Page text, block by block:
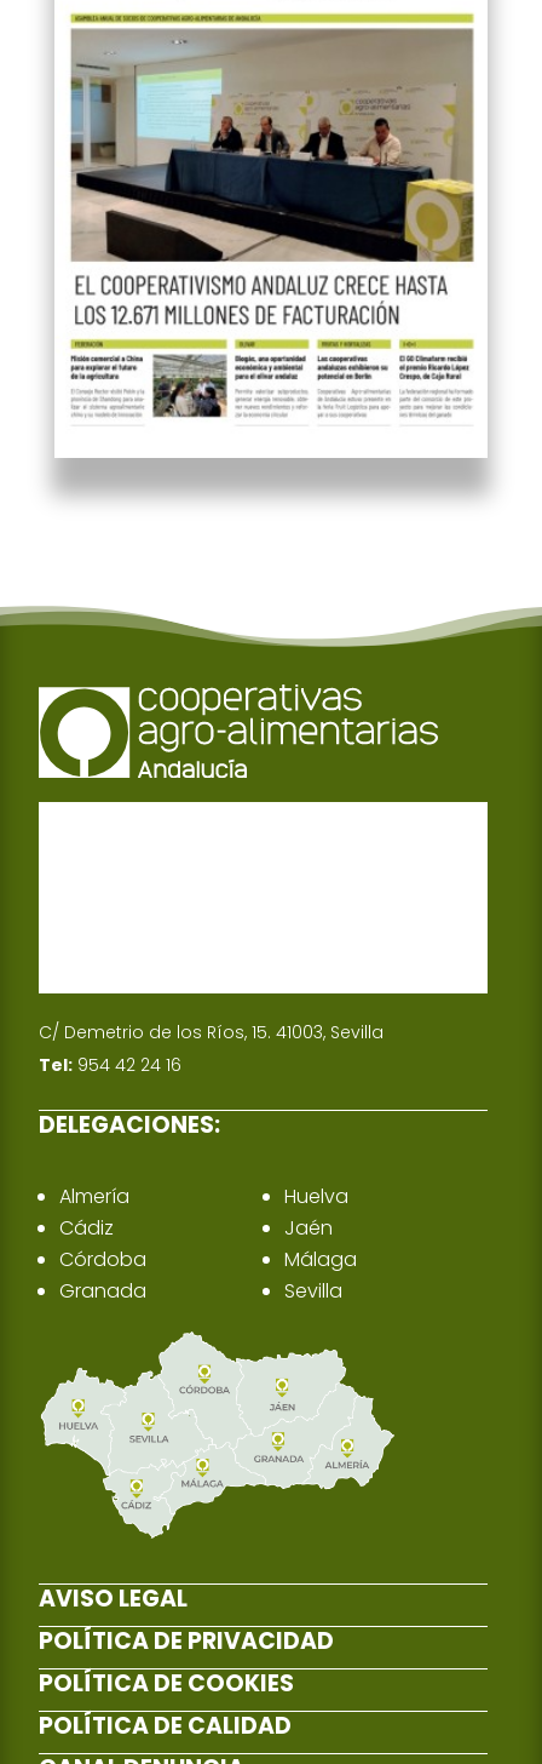
C/ Demetrio de los Ríos, 15. 41003, Sevilla
Tel: 954 42 24 16
DELEGACIONES:
Almería
Cádiz
Córdoba
Granada
Huelva
Jaén
Málaga
Sevilla
AVISO LEGAL
POLÍTICA DE PRIVACIDAD
POLÍTICA DE COOKIES
POLÍTICA DE CALIDAD